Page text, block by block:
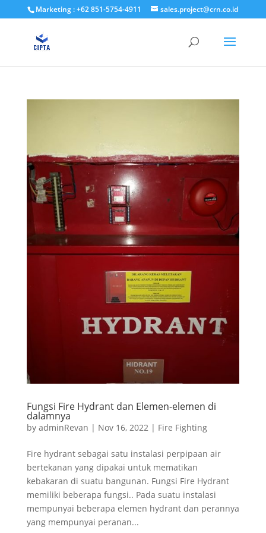
Marketing : +62 851-5754-4911 sales.project@crn.co.id
Fungsi Fire Hydrant dan Elemen-elemen di
dalamnya
by adminRevan | Nov 16, 2022| Fire Fighting
Fire hydrant sebagai satu instalasi perpipaan air
bertekanan yang dipakai untuk mematikan
kebakaran di suatu bangunan. Fungsi Fire Hydrant
memiliki beberapa fungsi.. Pada suatu instalasi
mempunyai beberapa elemen hydrant dan perannya
yang mempunyai peranan...